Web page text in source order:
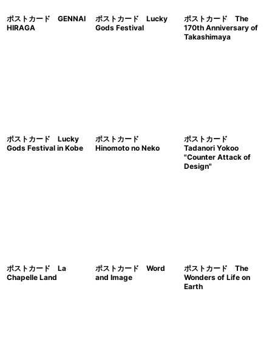
ポストカード GENNAI
HIRAGA
ポストカード Lucky
Gods Festival
ポストカード The
170th Anniversary of
Takashimaya
ポストカード Lucky
Gods Festival in Kobe
ポストカード
Hinomoto no Neko
ポストカード
Tadanori Yokoo
"Counter Attack of
Design"
ポストカード La
Chapelle Land
ポストカード Word
and Image
ポストカード The
Wonders of Life on
Earth